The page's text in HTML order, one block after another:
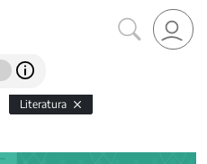
Literatura